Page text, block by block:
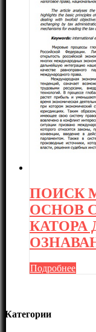
ПОИСК
ОСНОВ
КАТОРА
Подробнее
Категории